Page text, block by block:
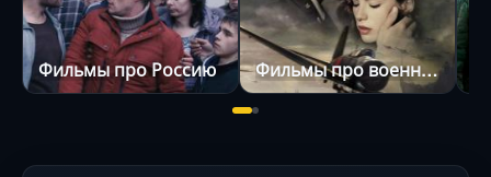
Фильмы про Россию Фильмы про военных